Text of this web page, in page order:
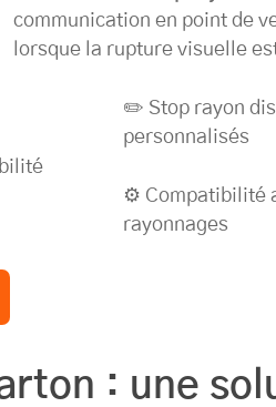
communication en point de
lorsque la rupture visuelle
✏️ Stop rayon
personnalisés
⚙️ Compatibilité
rayonnages
: une